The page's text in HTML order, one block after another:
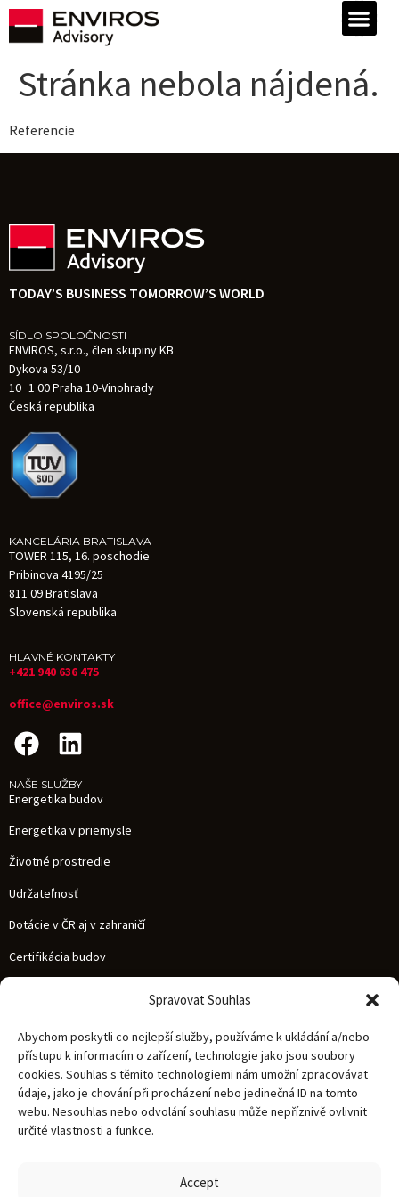
Spravovat Souhlas
Abychom poskytli co nejlepší služby, používáme k ukládání a/nebo
přístupu k informacím o zařízení, technologie jako jsou soubory
cookies. Souhlas s těmito technologiemi nám umožní zpracovávat
údaje, jako je chování při procházení nebo jedinečná ID na tomto
webu. Nesouhlas nebo odvolání souhlasu může nepříznivě ovlivnit
určité vlastnosti a funkce.
Accept
Stránka nebola nájdená.
Referencie
TODAY’S BUSINESS TOMORROW’S WORLD
SÍDLO SPOLOČNOSTI
ENVIROS, s.r.o., člen skupiny KB
Dykova 53/10
10 1 00 Praha 10-Vinohrady
Česká republika
KANCELÁRIA BRATISLAVA
TOWER 115, 16. poschodie
Pribinova 4195/25
811 09 Bratislava
Slovenská republika
HLAVNÉ KONTAKTY
+421 940 636 475
office@enviros.sk
NAŠE SLUŽBY
Energetika budov
Energetika v priemysle
Životné prostredie
Udržateľnosť
Dotácie v ČR aj v zahraničí
Certifikácia budov
Referencie
Novinky
O nás